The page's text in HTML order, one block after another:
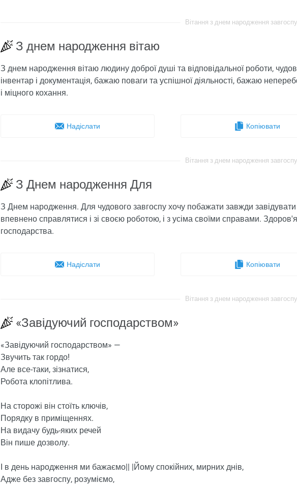
Вітання з днем ​​народження
З днем ​​народження вітаю
З днем ​​народження вітаю людину доброї душі та відповідальної роботи,
інвентар і документація, бажаю поваги та успішної діяльності, бажаю
і міцного кохання.
Надіслати Копіювати
Вітання з днем ​​народження
З Днем народження Для
З Днем народження. Для чудового завгоспу хочу побажати завжди
впевнено справлятися і зі своєю роботою, і з усіма своїми справами. Здоров'я
господарства.
Надіслати Копіювати
Вітання з днем ​​народження
«Завідуючий господарством»
«Завідуючий господарством» —
Звучить так гордо!
Але все-таки, зізнатися,
Робота клопітлива.
На сторожі він стоїть ключів,
Порядку в приміщеннях.
На видачу будь-яких речей
Він пише дозволу.
І в день народження ми бажаємо|| |Йому спокійних, мирних днів,
Адже без завгоспу, розуміємо,